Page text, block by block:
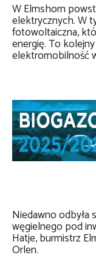
W Elmshorn
elektrycznych. W
fotowoltaiczna,
energię. To
elektromobilność
Niedawno odbyła
węgielnego pod
Hatje, burmistrz
Orlen.